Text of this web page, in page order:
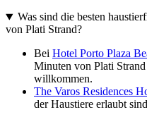
Was sind die besten
von Plati Strand?
Bei Hotel Porto Plaza
Minuten von Plati
willkommen.
The Varos Residences
der Haustiere erlaubt